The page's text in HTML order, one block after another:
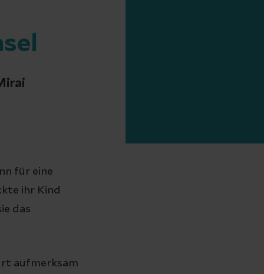
für eine
ihr Kind
das
aufmerksam